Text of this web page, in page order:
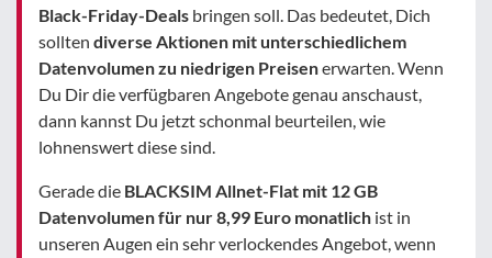
Black-Friday-Deals bringen soll. Das bedeutet, Dich
sollten diverse Aktionen mit unterschiedlichem
Datenvolumen zu niedrigen Preisenerwarten. Wenn
Du Dir die verfügbaren Angebote genau anschaust,
dann kannst Du jetzt schonmal beurteilen, wie
lohnenswert diese sind.
Gerade die BLACKSIM Allnet-Flat mit 12 GB
Datenvolumen für nur 8,99 Euro monatlich ist in
unseren Augen ein sehr verlockendes Angebot, wenn